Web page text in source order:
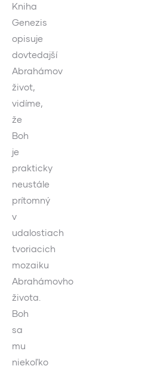
Kniha
Genezis
opisuje
dovtedajší
Abrahámov
život,
vidíme,
že
Boh
je
prakticky
neustále
prítomný
v
udalostiach
tvoriacich
mozaiku
Abrahámovho
života.
Boh
sa
mu
niekoľko